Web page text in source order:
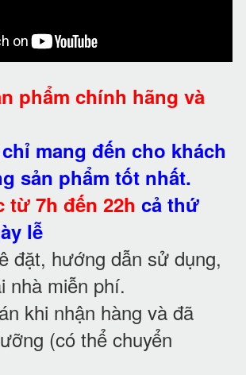
phẩm chính hãng và
chỉ mang đến cho khách
sản phẩm tốt nhất.
từ 7h đến 22h cả thứ
lễ
đặt, hướng dẫn sử dụng,
nhà miễn phí.
khi nhận hàng và đã
(có thể chuyển